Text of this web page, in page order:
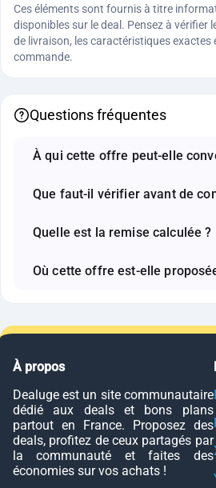
Ces éléments sont fournis à titre
disponibles sur le deal. Pensez à vérifier
de livraison, les caractéristiques
commande.
Questions fréquentes
À qui cette offre peut-elle
Que faut-il vérifier avant de
Quelle est la remise calculée ?
Où cette offre est-elle
À propos
Dealuge est un site communautaire
dédié aux deals et bons plans
partout en France. Proposez des
deals, profitez de ceux partagés par
la communauté et faites des
économies sur vos achats !